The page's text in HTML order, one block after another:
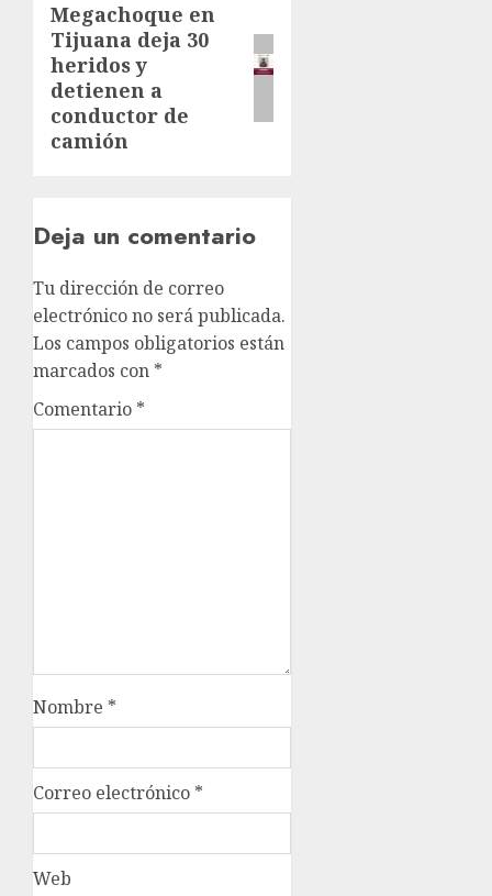
Megachoque en
Tijuana deja 30
heridos y
detienen a
conductor de
camión
Deja un comentario
Tu dirección de correo
electrónico no será publicada.
Los campos obligatorios están
marcados con *
Comentario *
Nombre *
Correo electrónico *
Web